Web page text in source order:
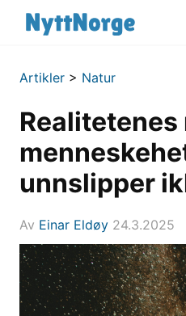
Artikler > Natur
unnslipper
Av Einar Eldøy 24.3.2025